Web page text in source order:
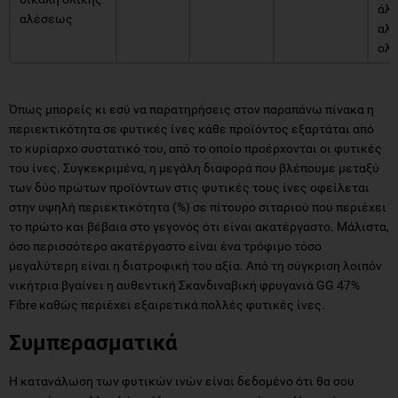
αλέσεως
Όπως μπορείς κι εσύ να παρατηρήσεις στον παραπάνω πίνακα η
περιεκτικότητα σε φυτικές ίνες κάθε προϊόντος εξαρτάται από
το κυρίαρχο συστατικό του, από το οποίο προέρχονται οι φυτικές
του ίνες. Συγκεκριμένα, η μεγάλη διαφορά που βλέπουμε μεταξύ
των δύο πρώτων προϊόντων στις φυτικές τους ίνες οφείλεται
στην υψηλή περιεκτικότητα (%) σε πίτουρο σιταριού που περιέχει
το πρώτο και βέβαια στο γεγονός ότι είναι ακατέργαστο. Μάλιστα,
όσο περισσότερο ακατέργαστο είναι ένα τρόφιμο τόσο
μεγαλύτερη είναι η διατροφική του αξία. Από τη σύγκριση λοιπόν
νικήτρια βγαίνει η αυθεντική Σκανδιναβική φρυγανιά GG 47%
Fibre καθώς περιέχει εξαιρετικά πολλές φυτικές ίνες.
Συμπερασματικά
Η κατανάλωση των φυτικών ινών είναι δεδομένο ότι θα σου